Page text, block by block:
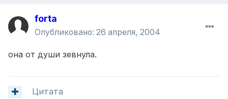
forta
Опубликовано: 26 апреля, 2004
она от души зевнула.
Цитата